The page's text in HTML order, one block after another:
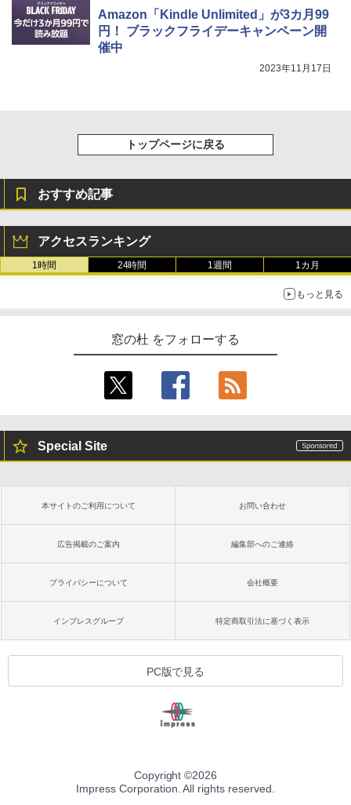
Amazon「Kindle Unlimited」が3カ月99
円！ ブラックフライデーキャンペーン開
催中
2023年11月17日
トップページに戻る
おすすめ記事
アクセスランキング
1時間 24時間 1週間 1カ月
もっと見る
窓の杜 をフォローする
Special Site
本サイトのご利用について お問い合わせ
広告掲載のご案内 編集部へのご連絡
プライバシーについて 会社概要
インプレスグループ 特定商取引法に基づく表示
PC版で見る
Copyright ©2026
Impress Corporation. All rights reserved.